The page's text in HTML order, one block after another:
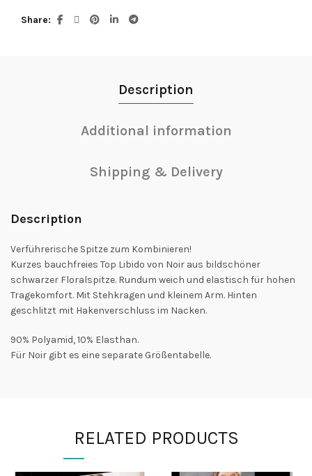
Share
Description
Additional information
Shipping & Delivery
Description
Verführerische Spitze zum Kombinieren!
Kurzes bauchfreies Top Libido von Noir aus bildschöner
schwarzer Floralspitze. Rundum weich und elastisch für hohen
Tragekomfort. Mit Stehkragen und kleinem Arm. Hinten
geschlitzt mit Hakenverschluss im Nacken.
90% Polyamid, 10% Elasthan.
Für Noir gibt es eine separate Größentabelle.
RELATED PRODUCTS